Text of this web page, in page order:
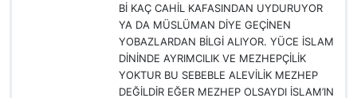
Bİ KAÇ CAHİL KAFASINDAN UYDURUYOR
YA DA MÜSLÜMAN DİYE GEÇİNEN
YOBAZLARDAN BİLGİ ALIYOR. YÜCE İSLAM
DİNİNDE AYRIMCILIK VE MEZHEPÇİLİK
YOKTUR BU SEBEBLE ALEVİLİK MEZHEP
DEĞİLDİR EĞER MEZHEP OLSAYDI İSLAM’IN